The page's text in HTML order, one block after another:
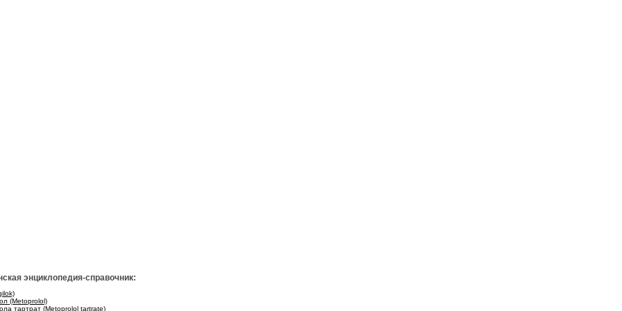
энциклопедия-справочник:
(Metoprolol)
тартрат (Metoprolol tartrate)